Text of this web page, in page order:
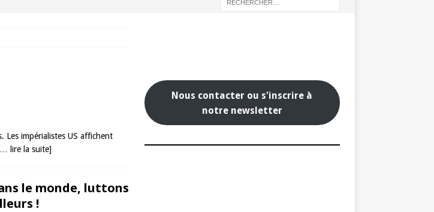
Les impérialistes US affichent
lire la suite]
le monde, luttons
!
Nous contacter ou s'inscrire à
notre newsletter